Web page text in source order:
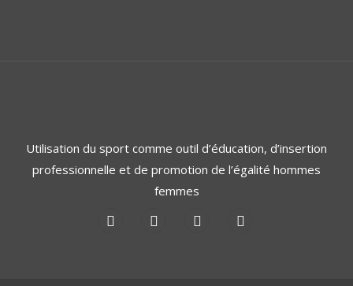
Utilisation du sport comme outil d’éducation, d’insertion
professionnelle et de promotion de l’égalité hommes
femmes